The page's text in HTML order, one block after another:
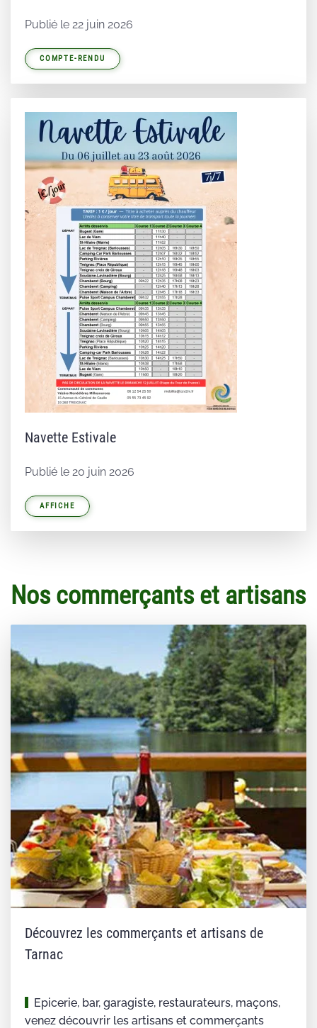
Publié le 22 juin 2026
COMPTE-RENDU
Navette Estivale
Publié le 20 juin 2026
AFFICHE
Nos commerçants et artisans
Découvrez les commerçants et artisans de
Tarnac
Epicerie, bar, garagiste, restaurateurs, maçons,
venez découvrir les artisans et commerçants